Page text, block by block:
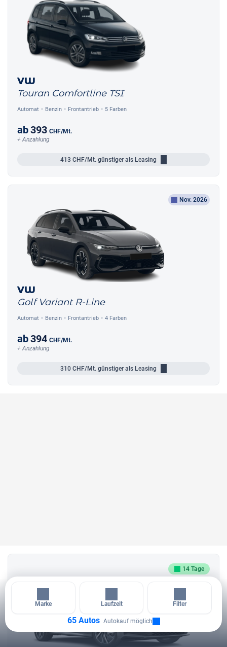
Marke Laufzeit Filter
65 Autos Autokauf möglich
VW
Touran Comfortline TSI
Automat Benzin Frontantrieb 5 Farben
ab393 CHF/Mt.
+ Anzahlung
413 CHF/Mt. günstiger als Leasing
Nov. 2026
VW
Golf Variant R-Line
Automat Benzin Frontantrieb 4 Farben
ab394 CHF/Mt.
+ Anzahlung
310 CHF/Mt. günstiger als Leasing
14 Tage